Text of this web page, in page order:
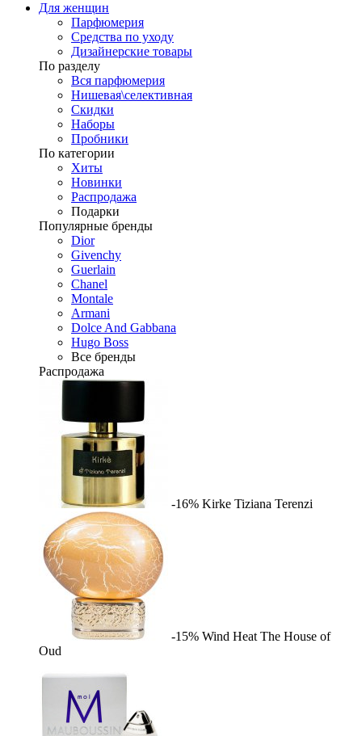
Для женщин
Парфюмерия
Средства по уходу
Дизайнерские товары
По разделу
Вся парфюмерия
Нишевая\селективная
Скидки
Наборы
Пробники
По категории
Хиты
Новинки
Распродажа
Подарки
Популярные бренды
Dior
Givenchy
Guerlain
Chanel
Montale
Armani
Dolce And Gabbana
Hugo Boss
Все бренды
Распродажа
-16% Kirke Tiziana Terenzi
-15% Wind Heat The House of
Oud